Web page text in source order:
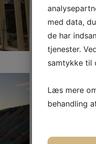
med data,
de har
tjenester.
samtykke til
Læs mere
behandling